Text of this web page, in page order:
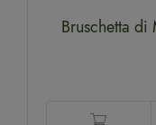
Bruschetta